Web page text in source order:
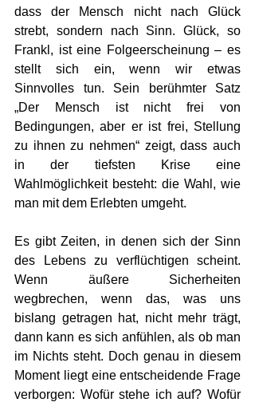
dass der Mensch nicht nach Glück
strebt, sondern nach Sinn. Glück, so
Frankl, ist eine Folgeerscheinung – es
stellt sich ein, wenn wir etwas
Sinnvolles tun. Sein berühmter Satz
„Der Mensch ist nicht frei von
Bedingungen, aber er ist frei, Stellung
zu ihnen zu nehmen“ zeigt, dass auch
in der tiefsten Krise eine
Wahlmöglichkeit besteht: die Wahl, wie
man mit dem Erlebten umgeht.
Es gibt Zeiten, in denen sich der Sinn
des Lebens zu verflüchtigen scheint.
Wenn äußere Sicherheiten
wegbrechen, wenn das, was uns
bislang getragen hat, nicht mehr trägt,
dann kann es sich anfühlen, als ob man
im Nichts steht. Doch genau in diesem
Moment liegt eine entscheidende Frage
verborgen: Wofür stehe ich auf? Wofür